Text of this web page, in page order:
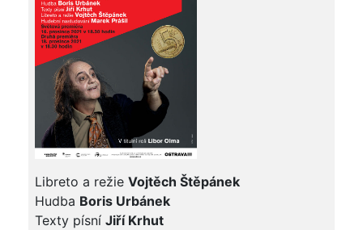
Libreto a režie Vojtěch Štěpánek
Hudba Boris Urbánek
Texty písní Jiří Krhut